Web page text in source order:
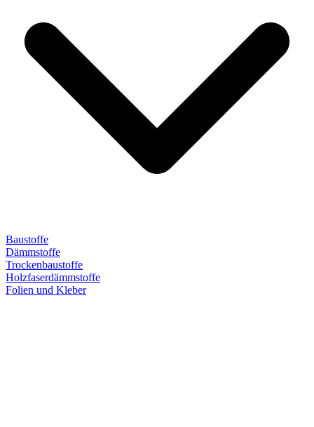
Baustoffe
Dämmstoffe
Trockenbaustoffe
Holzfaserdämmstoffe
Folien und Kleber